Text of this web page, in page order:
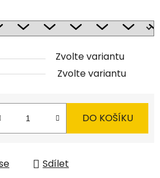
Zvolte variantu
Zvolte variantu
DO KOŠÍKU
Sdílet